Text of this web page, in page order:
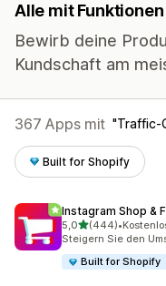
Alle mit
Bewirb deine
Kundschaft am
367 Apps mit Traffic-
Built for Shopify
Instagram Shop &
5,0von 5 Sternen
(444)
444 Rezensionen
•
Steigern Sie den
Built for Shopify